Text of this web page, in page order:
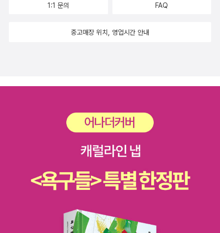
1:1 문의 FAQ
중고매장 위치, 영업시간 안내